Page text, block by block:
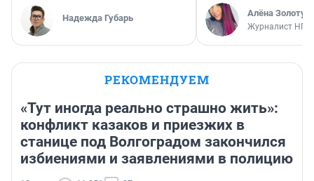
Надежда Губарь Алёна
Журналист НГС
РЕКОМЕНДУЕМ
«Тут иногда реально страшно жить»:
конфликт казаков и приезжих в
станице под Волгоградом закончился
избиениями и заявлениями в полицию